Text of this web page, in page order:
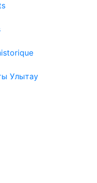
Улытау